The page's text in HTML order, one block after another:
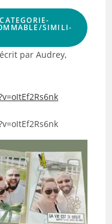
SIMILI-
par Audrey,